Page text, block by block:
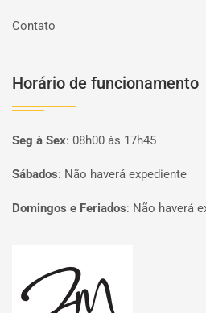
Contato
Horário de funcionamento
Seg à Sex: 08h00 às 17h45
Sábados: Não haverá expediente
Domingos e Feriados: Não haverá